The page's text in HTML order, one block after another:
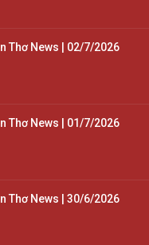
Thơ News | 02/7/2026
Thơ News | 01/7/2026
Thơ News | 30/6/2026